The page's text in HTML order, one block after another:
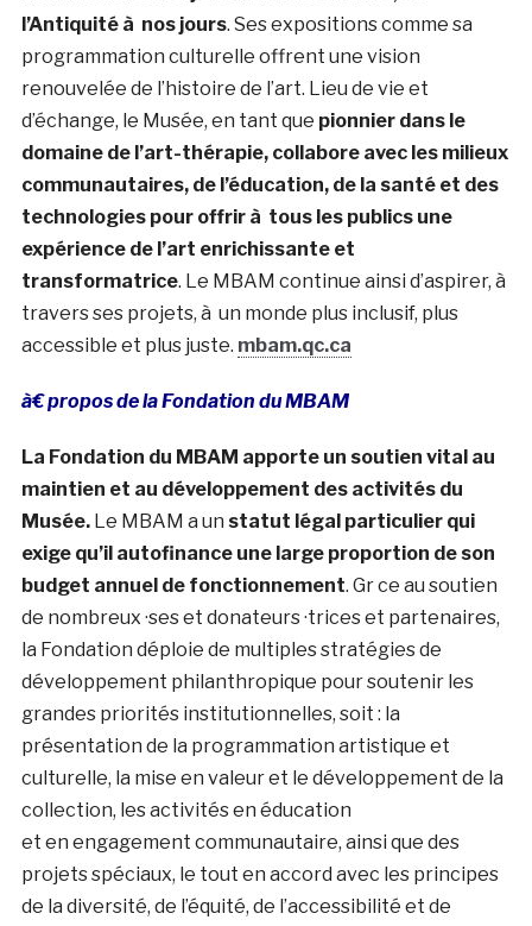
l’Antiquité à nos jours. Ses expositions comme sa
programmation culturelle offrent une vision
renouvelée de l’histoire de l’art. Lieu de vie et
d’échange, le Musée, en tant que pionnier dans le
domaine de l’art-thérapie, collabore avec les milieux
communautaires, de l’éducation, de la santé et des
technologies pour offrir à tous les publics une
expérience de l’art enrichissante et
transformatrice. Le MBAM continue ainsi d’aspirer, à
travers ses projets, à un monde plus inclusif, plus
accessible et plus juste. mbam.qc.ca
à€ propos de la Fondation du MBAM
La Fondation du MBAM apporte un soutien vital au
maintien et au développement des activités du
Musée.Le MBAM a un statut légal particulier qui
exige qu’il autofinance une large proportion de son
budget annuel de fonctionnement. Gr ce au soutien
de nombreux ·ses et donateurs ·trices et partenaires,
la Fondation déploie de multiples stratégies de
développement philanthropique pour soutenir les
grandes priorités institutionnelles, soit : la
présentation de la programmation artistique et
culturelle, la mise en valeur et le développement de la
collection, les activités en éducation
et en engagement communautaire, ainsi que des
projets spéciaux, le tout en accord avec les principes
de la diversité, de l’équité, de l’accessibilité et de